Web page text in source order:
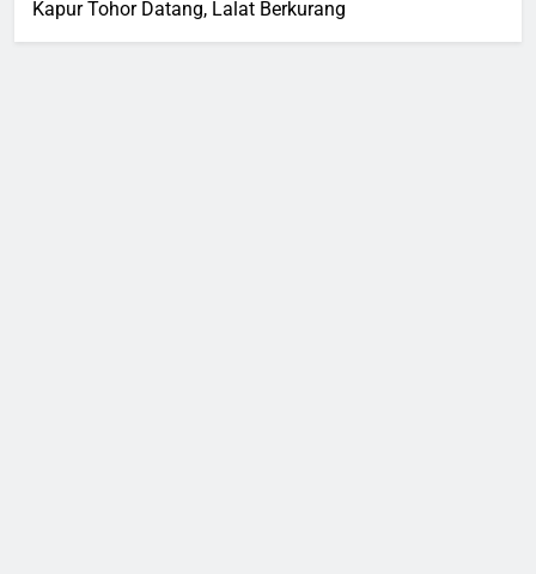
Kapur Tohor Datang, Lalat Berkurang